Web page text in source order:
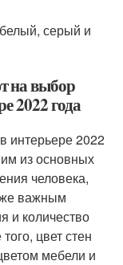
серый и
на выбор
2022 года
интерьере 2022
из основных
человека,
важным
и количество
цвет стен
мебели и